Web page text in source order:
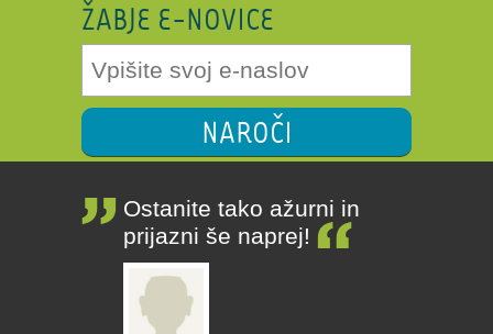
ŽABJE E-NOVICE
NAROČI
Ostanite tako ažurni in
prijazni še naprej!